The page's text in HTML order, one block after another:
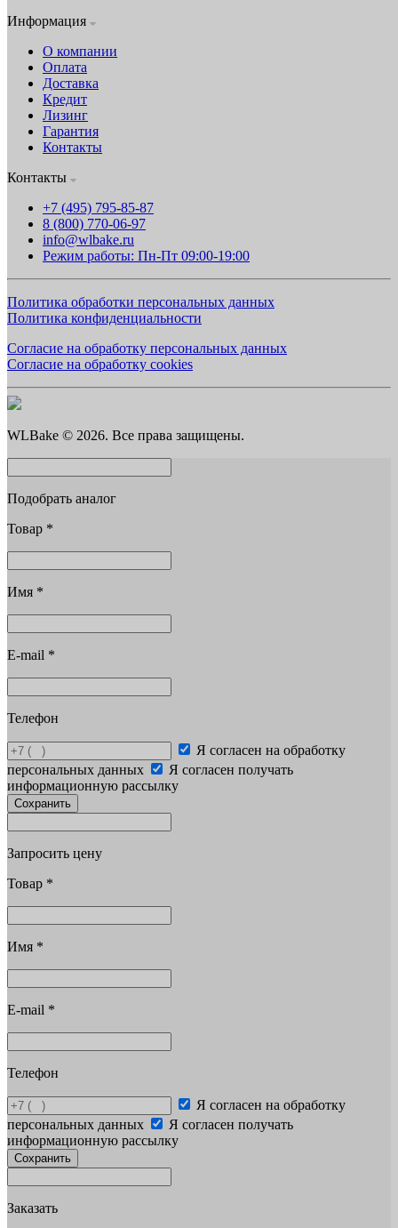
Информация
О компании
Оплата
Доставка
Кредит
Лизинг
Гарантия
Контакты
Контакты
+7 (495) 795-85-87
8 (800) 770-06-97
info@wlbake.ru
Режим работы: Пн-Пт 09:00-19:00
Политика обработки персональных данных
Политика конфиденциальности
Согласие на обработку персональных данных
Согласие на обработку cookies
WLBake © 2026. Все права защищены.
Подобрать аналог
Товар *
Имя *
E-mail *
Телефон
Я согласен на обработку
персональных данных
Я согласен получать
информационную рассылку
Сохранить
Запросить цену
Товар *
Имя *
E-mail *
Телефон
Я согласен на обработку
персональных данных
Я согласен получать
информационную рассылку
Сохранить
Заказать